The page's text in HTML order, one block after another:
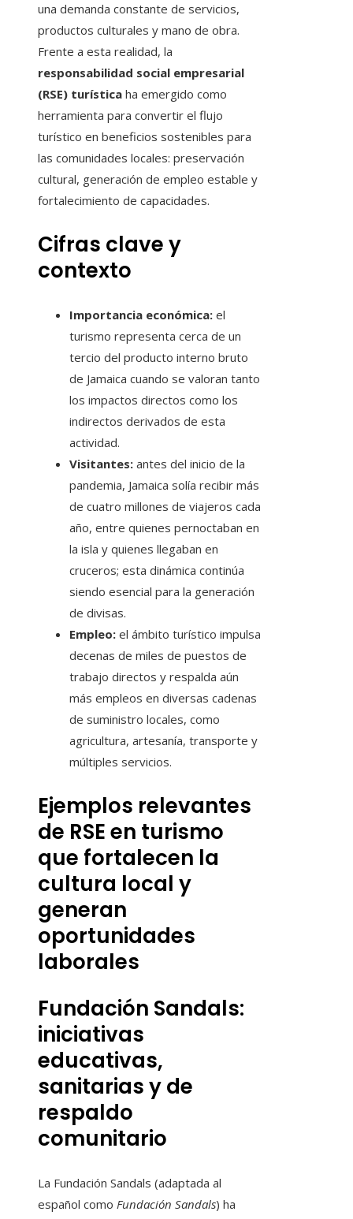
una demanda constante de servicios,
productos culturales y mano de obra.
Frente a esta realidad, la
responsabilidad social empresarial
(RSE) turística ha emergido como
herramienta para convertir el flujo
turístico en beneficios sostenibles para
las comunidades locales: preservación
cultural, generación de empleo estable y
fortalecimiento de capacidades.
Cifras clave y
contexto
Importancia económica: el
turismo representa cerca de un
tercio del producto interno bruto
de Jamaica cuando se valoran tanto
los impactos directos como los
indirectos derivados de esta
actividad.
Visitantes: antes del inicio de la
pandemia, Jamaica solía recibir más
de cuatro millones de viajeros cada
año, entre quienes pernoctaban en
la isla y quienes llegaban en
cruceros; esta dinámica continúa
siendo esencial para la generación
de divisas.
Empleo: el ámbito turístico impulsa
decenas de miles de puestos de
trabajo directos y respalda aún
más empleos en diversas cadenas
de suministro locales, como
agricultura, artesanía, transporte y
múltiples servicios.
Ejemplos relevantes
de RSE en turismo
que fortalecen la
cultura local y
generan
oportunidades
laborales
Fundación Sandals:
iniciativas
educativas,
sanitarias y de
respaldo
comunitario
La Fundación Sandals (adaptada al
español como Fundación Sandals) ha